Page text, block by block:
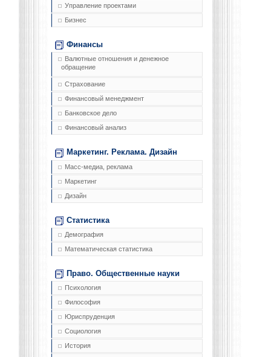
Управление проектами
Бизнес
Финансы
Валютные отношения и денежное
обращение
Страхование
Финансовый менеджмент
Банковское дело
Финансовый анализ
Маркетинг. Реклама. Дизайн
Масс-медиа, реклама
Маркетинг
Дизайн
Статистика
Демография
Математическая статистика
Право. Общественные науки
Психология
Философия
Юриспруденция
Социология
История